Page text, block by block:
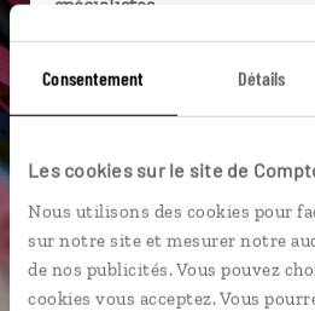
Consentement Détails
Les cookies sur le site de
Nous utilisons des cookies pour
sur notre site et mesurer notre
de nos publicités. Vous pouvez
cookies vous acceptez. Vous
près de vos envies et de la
connectés en agence,
téléphone.
Vous gardez le même
pendant et après votre